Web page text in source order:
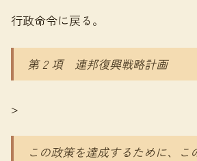
行政命令に戻る。
第 2 項 連邦復興戦略計画
>
この政策を達成するために、こ